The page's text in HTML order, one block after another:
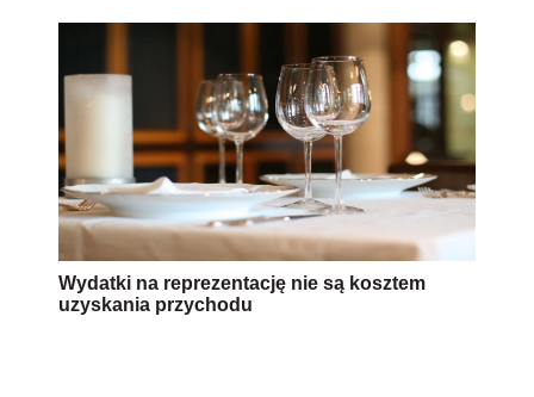
Wydatki na reprezentację nie są kosztem
uzyskania przychodu